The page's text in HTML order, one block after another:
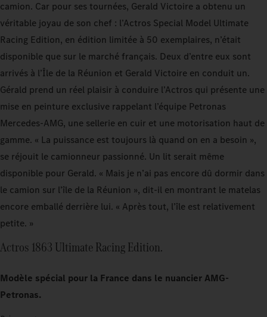
camion. Car pour ses tournées, Gerald Victoire a obtenu un
véritable joyau de son chef : l’Actros Special Model Ultimate
Racing Edition, en édition limitée à 50 exemplaires, n’était
disponible que sur le marché français. Deux d’entre eux sont
arrivés à l’Île de la Réunion et Gerald Victoire en conduit un.
Gérald prend un réel plaisir à conduire l’Actros qui présente une
mise en peinture exclusive rappelant l’équipe Petronas
Mercedes‑AMG, une sellerie en cuir et une motorisation haut de
gamme. « La puissance est toujours là quand on en a besoin »,
se réjouit le camionneur passionné. Un lit serait même
disponible pour Gerald. « Mais je n’ai pas encore dû dormir dans
le camion sur l’île de la Réunion », dit-il en montrant le matelas
encore emballé derrière lui. « Après tout, l’île est relativement
petite. »
Actros 1863 Ultimate Racing Edition.
Modèle spécial pour la France dans le nuancier AMG-
Petronas.